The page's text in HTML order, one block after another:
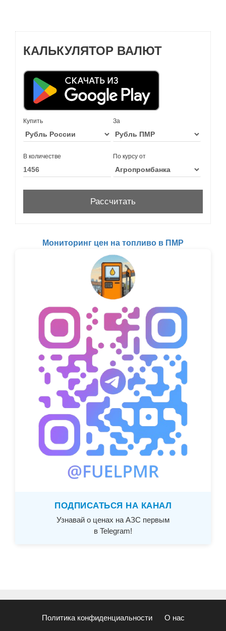
КАЛЬКУЛЯТОР ВАЛЮТ
Купить За
В количестве По курсу от
Мониторинг цен на топливо в ПМР
ПОДПИСАТЬСЯ НА КАНАЛ
Узнавай о ценах на АЗС первым
в Telegram!
Политика конфиденциальности О нас